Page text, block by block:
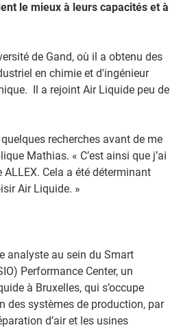
le mieux à leurs capacités et à
de Gand, où il a obtenu des
en chimie et d'ingénieur
Il a rejoint Air Liquide peu de
recherches avant de me
Mathias. « C’est ainsi que j’ai
Cela a été déterminant
Air Liquide. »
analyste au sein du Smart
Performance Center, un
à Bruxelles, qui s’occupe
des systèmes de production, par
d’air et les usines